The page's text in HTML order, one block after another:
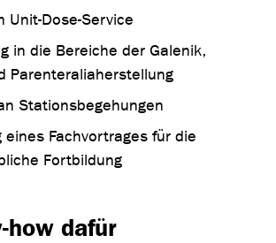
Unit-Dose-Service
in die Bereiche der Galenik,
Parenteraliaherstellung
Stationsbegehungen
eines Fachvortrages für die
Fortbildung
how dafür